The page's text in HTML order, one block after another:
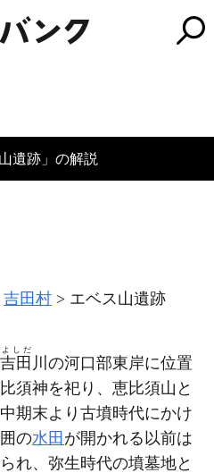
遺跡」の解説
吉田村
エベス山遺跡
吉田
よしだ
川の河口部東岸に位置
比須神を祀り、恵比須山と
期末より古墳時代にかけ
の水田 が開かれる以前は
れ、弥生時代の墳墓地と